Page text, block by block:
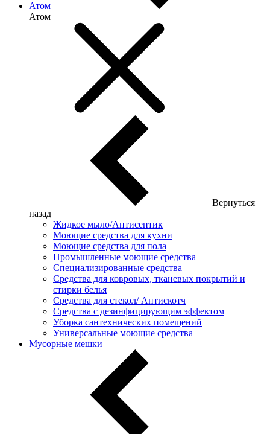
Атом
Атом
Вернуться
назад
Жидкое мыло/Антисептик
Моющие средства для кухни
Моющие средства для пола
Промышленные моющие средства
Специализированные средства
Средства для ковровых, тканевых покрытий и
стирки белья
Средства для стекол/ Антискотч
Средства с дезинфицирующим эффектом
Уборка сантехнических помещений
Универсальные моющие средства
Мусорные мешки